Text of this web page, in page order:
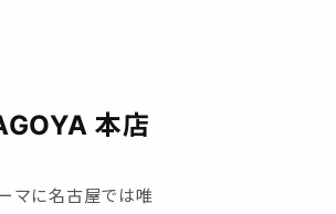
本店
マに名古屋では唯